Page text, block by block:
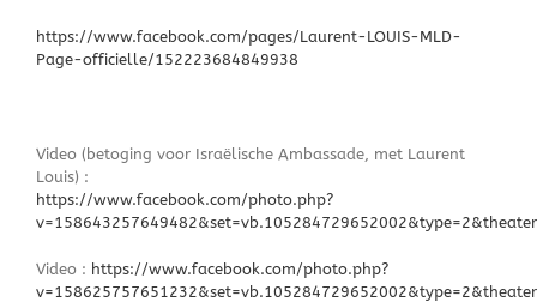
https://www.facebook.com/pages/Laurent-LOUIS-MLD-
Page-officielle/152223684849938
Video (betoging voor Israëlische Ambassade, met Laurent
Louis) :
https://www.facebook.com/photo.php?
v=158643257649482&set=vb.105284729652002&type=2&theater
Video : https://www.facebook.com/photo.php?
v=158625757651232&set=vb.105284729652002&type=2&theater